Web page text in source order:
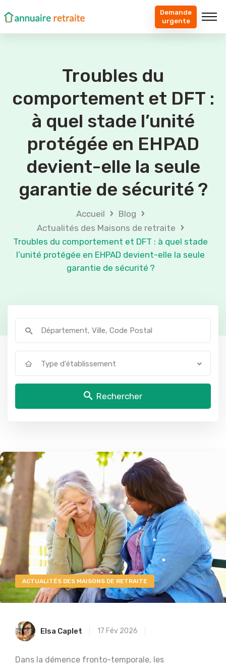
Demande
urgente
Troubles du
comportement et DFT :
à quel stade l’unité
protégée en EHPAD
devient-elle la seule
garantie de sécurité ?
Accueil › Blog ›
Actualités des Maisons de retraite ›
Troubles du comportement et DFT : à quel stade
l’unité protégée en EHPAD devient-elle la seule
garantie de sécurité ?
Type d'établissement
Rechercher
ACTUALITÉS DES MAISONS DE RETRAITE
Elsa Caplet 17 Fév 2026
Dans la démence fronto-temporale, les